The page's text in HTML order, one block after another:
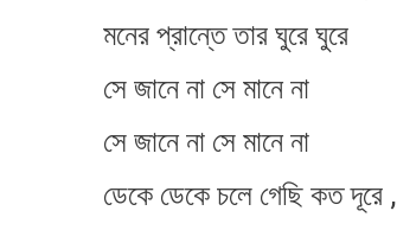
মনের প্রান্তে তার ঘুরে ঘুরে
সে জানে না সে মানে না
সে জানে না সে মানে না
ডেকে ডেকে চলে গেছি কত দূরে ,